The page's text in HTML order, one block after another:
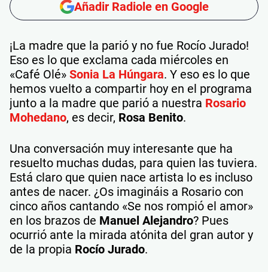
Añadir Radiole en Google
¡La madre que la parió y no fue Rocío Jurado!
Eso es lo que exclama cada miércoles en
«Café Olé» Sonia La Húngara. Y eso es lo que
hemos vuelto a compartir hoy en el programa
junto a la madre que parió a nuestra Rosario
Mohedano, es decir, Rosa Benito.
Una conversación muy interesante que ha
resuelto muchas dudas, para quien las tuviera.
Está claro que quien nace artista lo es incluso
antes de nacer. ¿Os imagináis a Rosario con
cinco años cantando «Se nos rompió el amor»
en los brazos de Manuel Alejandro? Pues
ocurrió ante la mirada atónita del gran autor y
de la propia Rocío Jurado.